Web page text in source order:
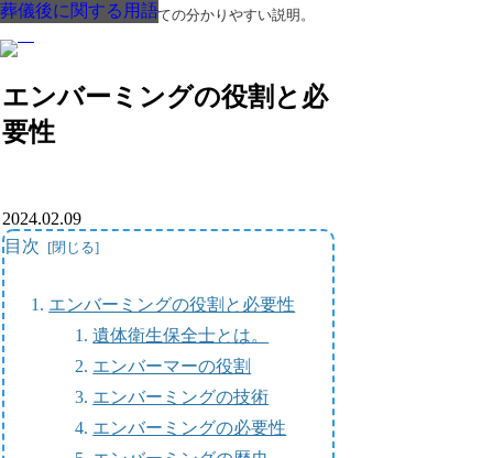
葬儀・葬式・法要についての分かりやすい説明。
エンバーミングの役割と必
要性
葬儀後に関する用語
2024.02.09
目次
エンバーミングの役割と必要性
遺体衛生保全士とは。
エンバーマーの役割
エンバーミングの技術
エンバーミングの必要性
葬儀後に関する用語
葬儀後に関する用語
葬儀後に関する用語
葬儀後に関する用語
葬儀後に関する用語
葬儀後に関する用語